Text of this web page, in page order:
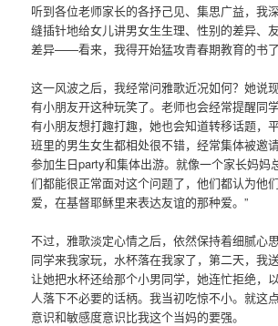
听到各位老师家长的各抒己见、集思广益，我
缝插针地给女儿讲男女生生理、性别的差异、
差异——看来，我得开始猛攻青春期教育的书了
这一风波之后，我经常问雅歌近况如何？她说
有小朋友开这种玩笑了。老师也会经常提醒同
有小朋友想打趣打趣，她也会知道转移话题，
班里的男生女生都相处很不错，经常集体被邀
参加生日party和集体出游。就像一个家长妈妈
们都能很正常面对这个问题了，他们都认为他
爱，在基督耶稣里来表达友谊的那种爱。”
不过，雅歌淡定心情之后，依然保持着细腻心
同学来我家玩，水杯落在我家了，第二天，我
让她把水杯还给那个小男同学，她连忙拒绝，
人落下不必要的话柄。我当初吃惊不小。就这
意识和敏感度意识比我这个当妈的要强。